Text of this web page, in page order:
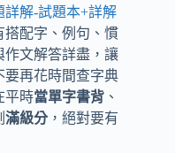
詳解-試題本+詳解
搭配字、例句、慣
作文解答詳盡，讓
要再花時間查字典
平時當單字書背 、
滿級分，絕對要有